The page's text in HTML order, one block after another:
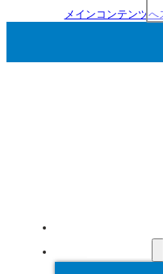
メインコンテンツへ